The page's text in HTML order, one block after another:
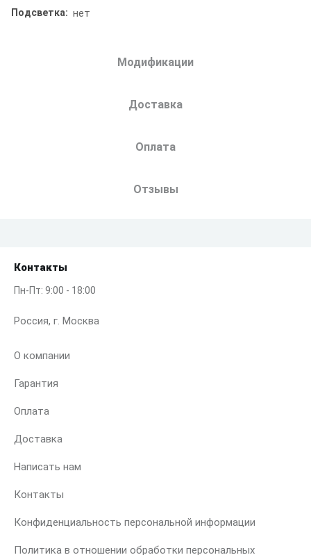
Подсветка: нет
Модификации
Доставка
Оплата
Отзывы
Контакты
Пн-Пт: 9:00 - 18:00
Россия, г. Москва
О компании
Гарантия
Оплата
Доставка
Написать нам
Контакты
Конфиденциальность персональной информации
Политика в отношении обработки персональных